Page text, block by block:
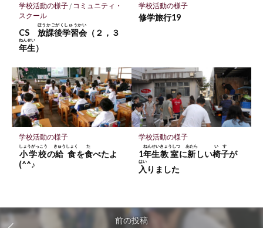
学校活動の様子/ コミュニティ・
スクール
CS 放課後学習会
ほうかごがくしゅうかい
（２，３
年生
ねんせい
）
学校活動の様子
修学旅行19
学校活動の様子
小学校
しょうがっこう
の給食
きゅうしょく
を食
た
べたよ
(^^♪
学校活動の様子
1年生
ねんせい
教室
きょうしつ
に新
あたら
しい椅子
いす
が
入
はい
りました
前の投稿